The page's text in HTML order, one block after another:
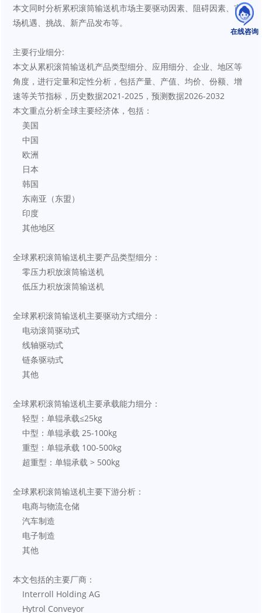
在线咨询
本文同时分析累积滚筒输送机市场主要驱动因素、阻碍因素、市
场机遇、挑战、新产品发布等。
主要行业细分:
本文从累积滚筒输送机产品类型细分、应用细分、企业、地区等
角度，进行定量和定性分析，包括产量、产值、均价、份额、增
速等关节指标，历史数据2021-2025，预测数据2026-2032
本文重点分析全球主要经济体，包括：
    美国
    中国
    欧洲
    日本
    韩国
    东南亚（东盟）
    印度
    其他地区
全球累积滚筒输送机主要产品类型细分：
    零压力积放滚筒输送机
    低压力积放滚筒输送机
全球累积滚筒输送机主要驱动方式细分：
    电动滚筒驱动式
    线轴驱动式
    链条驱动式
    其他
全球累积滚筒输送机主要承载能力细分：
    轻型：单辊承载≤25kg
    中型：单辊承载 25-100kg
    重型：单辊承载 100-500kg
    超重型：单辊承载 > 500kg
全球累积滚筒输送机主要下游分析：
    电商与物流仓储
    汽车制造
    电子制造
    其他
本文包括的主要厂商：
    Interroll Holding AG
    Hytrol Conveyor